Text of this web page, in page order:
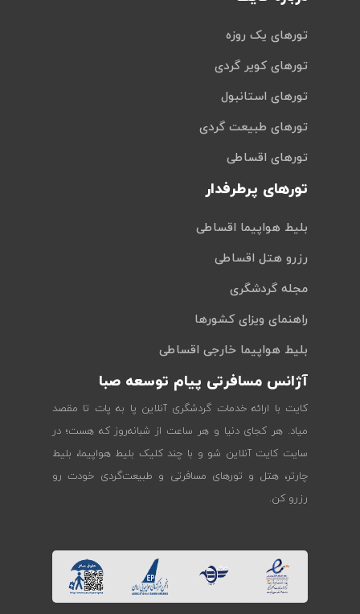
تورهای یک روزه
تورهای کویر گردی
تورهای استانبول
تورهای طبیعت گردی
تورهای اقساطی
تورهای پرطرفدار
بلیط هواپیما اقساطی
رزرو هتل اقساطی
مجله گردشگری
راهنمای ویزای کشورها
بلیط هواپیما خارجی اقساطی
آژانس مسافرتی پیام توسعه صبا
کایت با ارائه خدمات گردشگری آنلاین پا به پات تا مقصد
میاد. هر کجای دنیا و هر ساعت از شبانه‌روز که هست؛ در
سایت کایت آنلاین شو و با چند کلیک بلیط هواپیما، بلیط
چارتر، هتل و تورهای مسافرتی و طبیعت‌گردی خودت رو
رزرو کن.